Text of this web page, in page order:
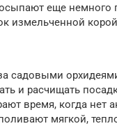
еще немного
измельченной
садовыми
и расчищать
время, когда нет
мягкой,